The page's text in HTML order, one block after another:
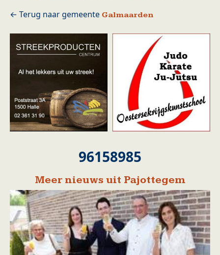
Galmaarden
96158985
Meer nieuws uit Pajottegem